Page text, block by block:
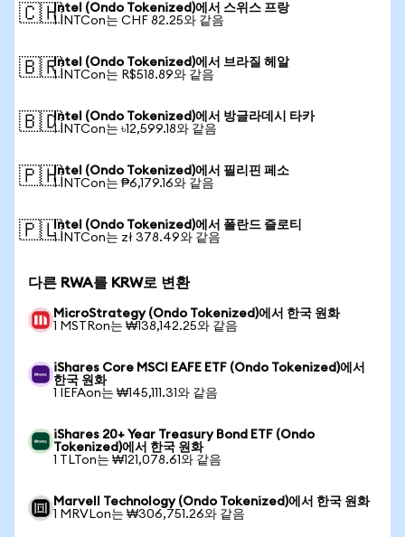
🇨🇭Intel (Ondo Tokenized)에서 스위스 프랑
1 INTCon는 CHF 82.25와 같음
🇧🇷Intel (Ondo Tokenized)에서 브라질 헤알
1 INTCon는 R$518.89와 같음
🇧🇩Intel (Ondo Tokenized)에서 방글라데시 타카
1 INTCon는 ৳12,599.18와 같음
🇵🇭Intel (Ondo Tokenized)에서 필리핀 페소
1 INTCon는 ₱6,179.16와 같음
🇵🇱Intel (Ondo Tokenized)에서 폴란드 즐로티
1 INTCon는 zł 378.49와 같음
다른 RWA를 KRW로 변환
MicroStrategy (Ondo Tokenized)에서 한국 원화
1 MSTRon는 ₩138,142.25와 같음
iShares Core MSCI EAFE ETF (Ondo Tokenized)에서
한국 원화
1 IEFAon는 ₩145,111.31와 같음
iShares 20+ Year Treasury Bond ETF (Ondo
Tokenized)에서 한국 원화
1 TLTon는 ₩121,078.61와 같음
Marvell Technology (Ondo Tokenized)에서 한국 원화
1 MRVLon는 ₩306,751.26와 같음